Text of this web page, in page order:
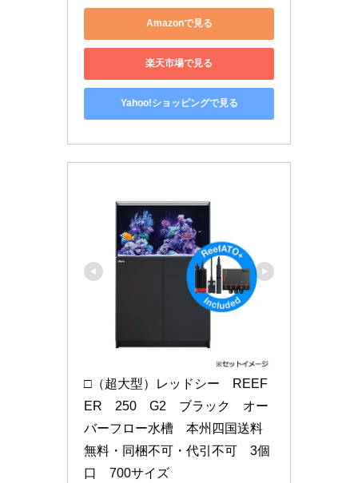
Amazonで見る
楽天市場で見る
Yahoo!ショッピングで見る
□（超大型）レッドシー　REEF
ER　250　G2　ブラック　オー
バーフロー水槽　本州四国送料
無料・同梱不可・代引不可　3個
口　700サイズ